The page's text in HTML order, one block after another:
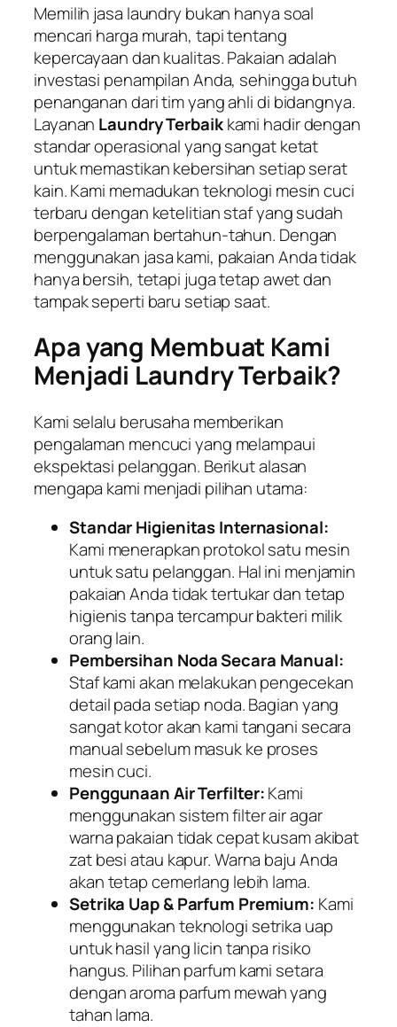
Memilih jasa laundry bukan hanya soal
mencari harga murah, tapi tentang
kepercayaan dan kualitas. Pakaian adalah
investasi penampilan Anda, sehingga butuh
penanganan dari tim yang ahli di bidangnya.
Layanan Laundry Terbaikkami hadir dengan
standar operasional yang sangat ketat
untuk memastikan kebersihan setiap serat
kain. Kami memadukan teknologi mesin cuci
terbaru dengan ketelitian staf yang sudah
berpengalaman bertahun-tahun. Dengan
menggunakan jasa kami, pakaian Anda tidak
hanya bersih, tetapi juga tetap awet dan
tampak seperti baru setiap saat.
Apa yang Membuat Kami
Menjadi Laundry Terbaik?
Kami selalu berusaha memberikan
pengalaman mencuci yang melampaui
ekspektasi pelanggan. Berikut alasan
mengapa kami menjadi pilihan utama:
Standar Higienitas Internasional:
Kami menerapkan protokol satu mesin
untuk satu pelanggan. Hal ini menjamin
pakaian Anda tidak tertukar dan tetap
higienis tanpa tercampur bakteri milik
orang lain.
Pembersihan Noda Secara Manual:
Staf kami akan melakukan pengecekan
detail pada setiap noda. Bagian yang
sangat kotor akan kami tangani secara
manual sebelum masuk ke proses
mesin cuci.
Penggunaan Air Terfilter:Kami
menggunakan sistem filter air agar
warna pakaian tidak cepat kusam akibat
zat besi atau kapur. Warna baju Anda
akan tetap cemerlang lebih lama.
Setrika Uap & Parfum Premium: Kami
menggunakan teknologi setrika uap
untuk hasil yang licin tanpa risiko
hangus. Pilihan parfum kami setara
dengan aroma parfum mewah yang
tahan lama.